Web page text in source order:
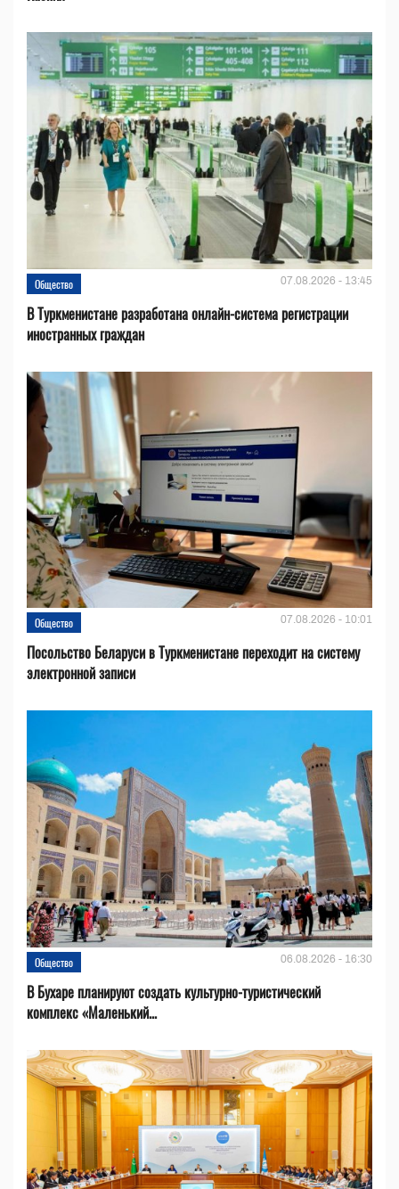
Общество 07.08.2026 - 13:45
В Туркменистане разработана онлайн-система регистрации
иностранных граждан
Общество 07.08.2026 - 10:01
Посольство Беларуси в Туркменистане переходит на систему
электронной записи
Общество 06.08.2026 - 16:30
В Бухаре планируют создать культурно-туристический
комплекс «Маленький...